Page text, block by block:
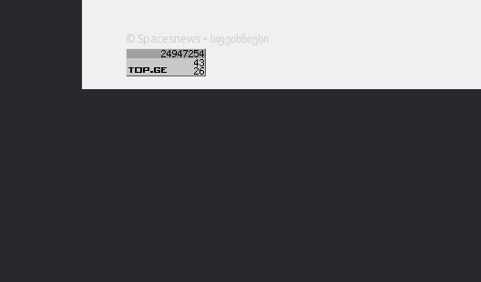
© Spacesnews • სფეისნიუსი